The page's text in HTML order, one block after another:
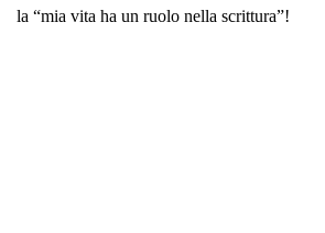
la “mia vita ha un ruolo nella scrittura”!